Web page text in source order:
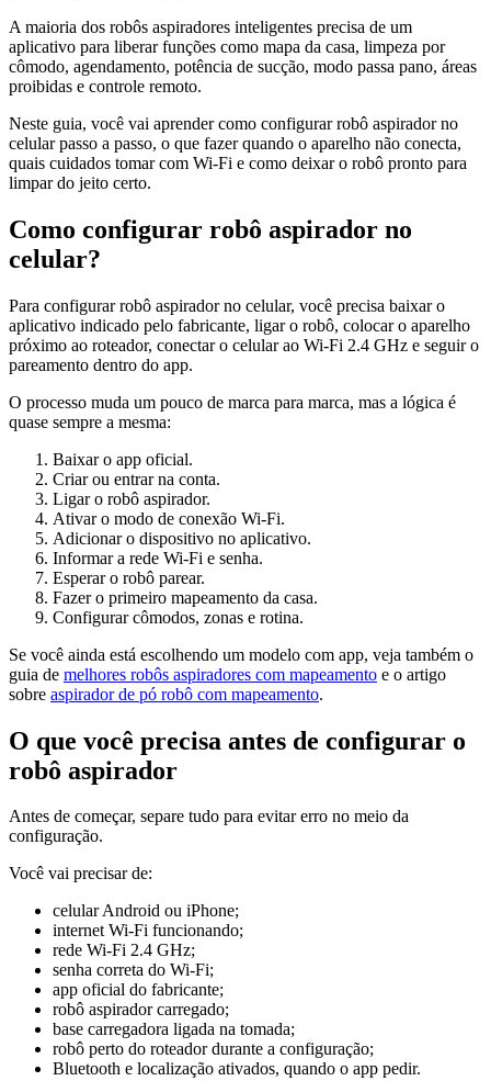
A maioria dos robôs aspiradores inteligentes precisa de um
aplicativo para liberar funções como mapa da casa, limpeza por
cômodo, agendamento, potência de sucção, modo passa pano, áreas
proibidas e controle remoto.
Neste guia, você vai aprender como configurar robô aspirador no
celular passo a passo, o que fazer quando o aparelho não conecta,
quais cuidados tomar com Wi-Fi e como deixar o robô pronto para
limpar do jeito certo.
Como configurar robô aspirador no
celular?
Para configurar robô aspirador no celular, você precisa baixar o
aplicativo indicado pelo fabricante, ligar o robô, colocar o aparelho
próximo ao roteador, conectar o celular ao Wi-Fi 2.4 GHz e seguir o
pareamento dentro do app.
O processo muda um pouco de marca para marca, mas a lógica é
quase sempre a mesma:
Baixar o app oficial.
Criar ou entrar na conta.
Ligar o robô aspirador.
Ativar o modo de conexão Wi-Fi.
Adicionar o dispositivo no aplicativo.
Informar a rede Wi-Fi e senha.
Esperar o robô parear.
Fazer o primeiro mapeamento da casa.
Configurar cômodos, zonas e rotina.
Se você ainda está escolhendo um modelo com app, veja também o
guia de melhores robôs aspiradores com mapeamento e o artigo
sobre aspirador de pó robô com mapeamento.
O que você precisa antes de configurar o
robô aspirador
Antes de começar, separe tudo para evitar erro no meio da
configuração.
Você vai precisar de:
celular Android ou iPhone;
internet Wi-Fi funcionando;
rede Wi-Fi 2.4 GHz;
senha correta do Wi-Fi;
app oficial do fabricante;
robô aspirador carregado;
base carregadora ligada na tomada;
robô perto do roteador durante a configuração;
Bluetooth e localização ativados, quando o app pedir.